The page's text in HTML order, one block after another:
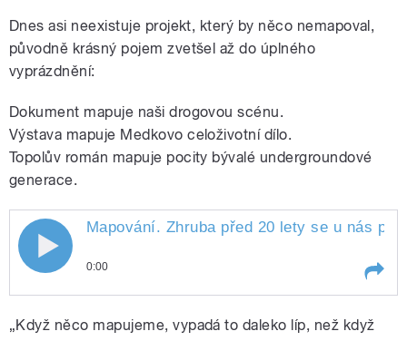
Dnes asi neexistuje projekt, který by něco nemapoval,
původně krásný pojem zvetšel až do úplného
vyprázdnění:
Dokument mapuje naši drogovou scénu.
Výstava mapuje Medkovo celoživotní dílo.
Topolův román mapuje pocity bývalé undergroundové
generace.
Mapování. Zhruba před 20 lety se u nás
0:00
se u nás přestaly psát práce,
„Když něco mapujeme, vypadá to daleko líp, než když